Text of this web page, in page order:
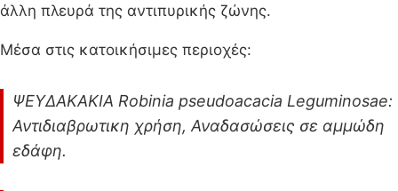
άλλη πλευρά της αντιπυρικής ζώνης.
Μέσα στις κατοικήσιμες περιοχές:
ΨΕΥ∆ΑΚΑΚΙΑ Robinia pseudoacacia Leguminosae:
Αντιδιαβρωτικη χρήση, Αναδασώσεις σε αμμώδη
εδάφη.